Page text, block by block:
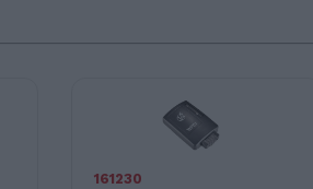
161230